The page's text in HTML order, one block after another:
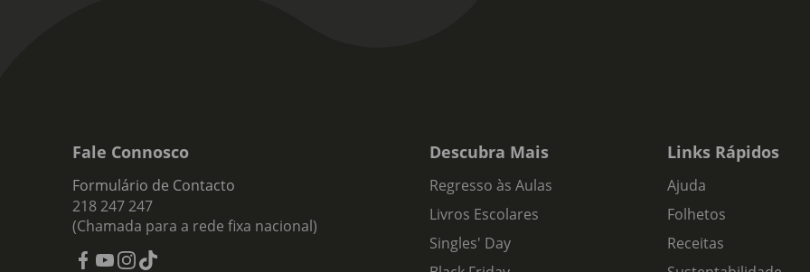
Fale Connosco
Formulário de Contacto
218 247 247
(Chamada para a rede fixa nacional)
Descubra Mais
Regresso às Aulas
Livros Escolares
Singles' Day
Links Rápidos
Ajuda
Folhetos
Receitas